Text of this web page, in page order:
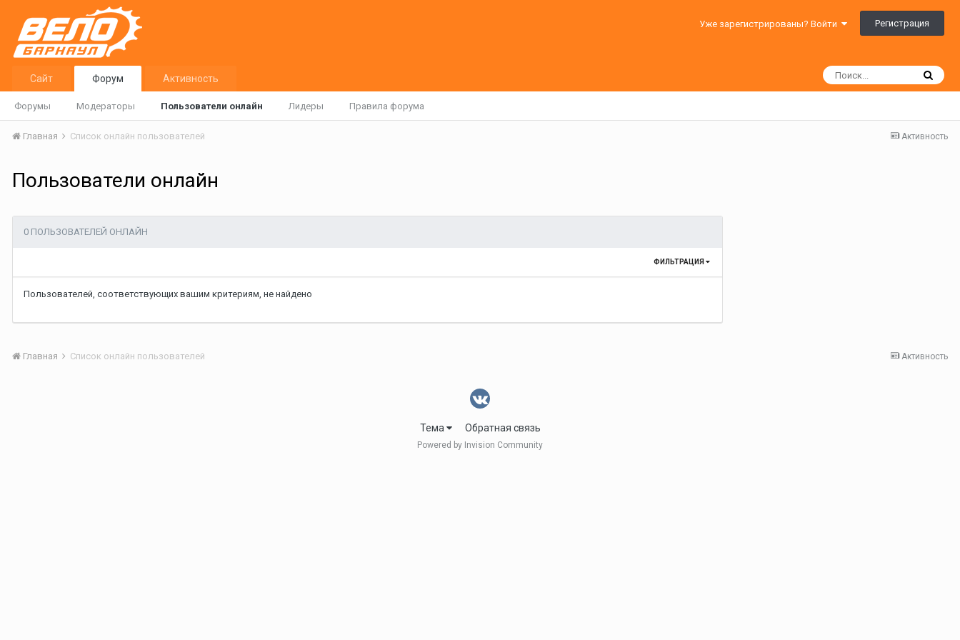
Уже зарегистрированы? Войти Регистрация
Сайт Форум
Форумы Модераторы Пользователи онлайн Лидеры Правила форума
Активность
Активность
Главная Список онлайн пользователей
Пользователи онлайн
0 ПОЛЬЗОВАТЕЛЕЙ ОНЛАЙН
ФИЛЬТРАЦИЯ
Пользователей, соответствующих вашим критериям, не найдено
Активность
Главная Список онлайн пользователей
Тема Обратная связь
Powered by Invision Community